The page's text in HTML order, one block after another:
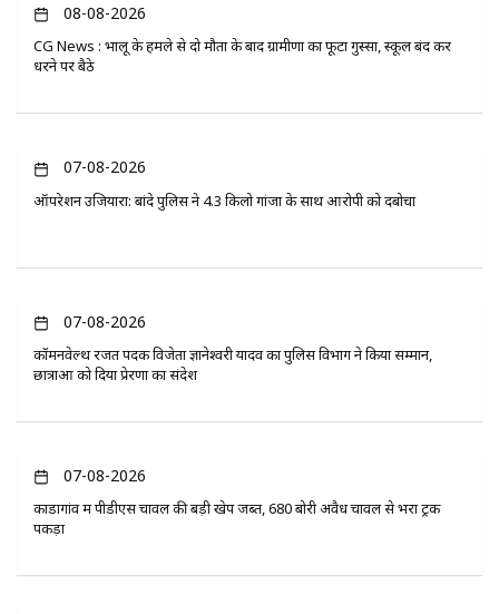
08-08-2026
CG News : भालू के हमले से दो मौतों के बाद ग्रामीणों का फूटा गुस्सा, स्कूल बंद कर
धरने पर बैठे
07-08-2026
ऑपरेशन उजियारा: बांदे पुलिस ने 4.3 किलो गांजा के साथ आरोपी को दबोचा
07-08-2026
कॉमनवेल्थ रजत पदक विजेता ज्ञानेश्वरी यादव का पुलिस विभाग ने किया सम्मान,
छात्राओं को दिया प्रेरणा का संदेश
07-08-2026
कोंडागांव में पीडीएस चावल की बड़ी खेप जब्त, 680 बोरी अवैध चावल से भरा ट्रक
पकड़ा